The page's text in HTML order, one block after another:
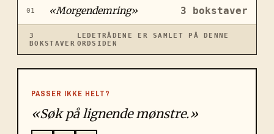
01 «Morgendemring» 3 bokstaver
3
BOKSTAVER
LEDETRÅDENE ER SAMLET PÅ DENNE
ORDSIDEN
PASSER IKKE HELT?
«Søk på lignende mønstre.»